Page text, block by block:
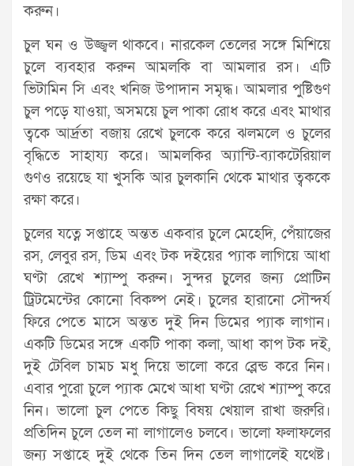
করুন।
চুল ঘন ও উজ্জ্বল থাকবে। নারকেল তেলের সঙ্গে মিশিয়ে
চুলে ব্যবহার করুন আমলকি বা আমলার রস। এটি
ভিটামিন সি এবং খনিজ উপাদান সমৃদ্ধ। আমলার পুষ্টিগুণ
চুল পড়ে যাওয়া, অসময়ে চুল পাকা রোধ করে এবং মাথার
ত্বকে আর্দ্রতা বজায় রেখে চুলকে করে ঝলমলে ও চুলের
বৃদ্ধিতে সাহায্য করে। আমলকির অ্যান্টি-ব্যাকটেরিয়াল
গুণও রয়েছে যা খুসকি আর চুলকানি থেকে মাথার ত্বককে
রক্ষা করে।
চুলের যত্নে সপ্তাহে অন্তত একবার চুলে মেহেদি, পেঁয়াজের
রস, লেবুর রস, ডিম এবং টক দইয়ের প্যাক লাগিয়ে আধা
ঘণ্টা রেখে শ্যাম্পু করুন। সুন্দর চুলের জন্য প্রোটিন
ট্রিটমেন্টের কোনো বিকল্প নেই। চুলের হারানো সৌন্দর্য
ফিরে পেতে মাসে অন্তত দুই দিন ডিমের প্যাক লাগান।
একটি ডিমের সঙ্গে একটি পাকা কলা, আধা কাপ টক দই,
দুই টেবিল চামচ মধু দিয়ে ভালো করে ব্লেন্ড করে নিন।
এবার পুরো চুলে প্যাক মেখে আধা ঘণ্টা রেখে শ্যাম্পু করে
নিন। ভালো চুল পেতে কিছু বিষয় খেয়াল রাখা জরুরি।
প্রতিদিন চুলে তেল না লাগালেও চলবে। ভালো ফলাফলের
জন্য সপ্তাহে দুই থেকে তিন দিন তেল লাগালেই যথেষ্ট।